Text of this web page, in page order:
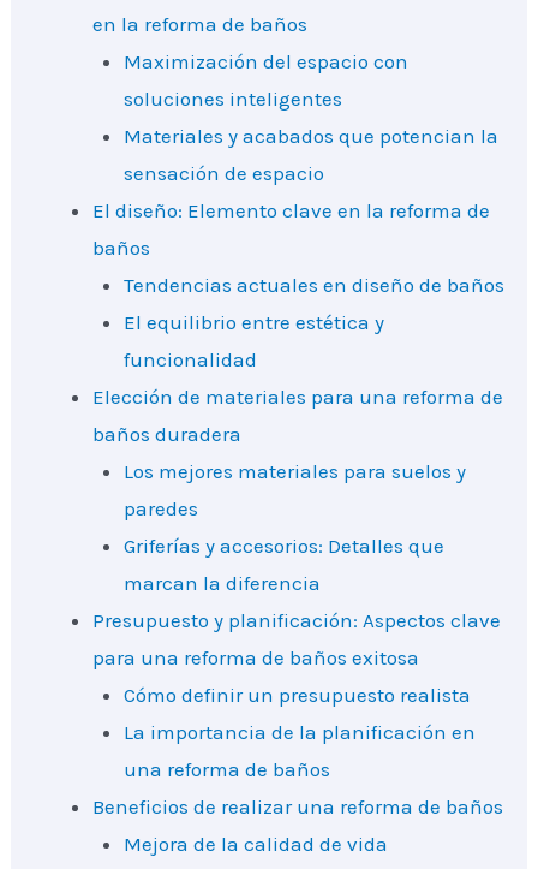
en la reforma de baños
Maximización del espacio con
soluciones inteligentes
Materiales y acabados que potencian la
sensación de espacio
El diseño: Elemento clave en la reforma de
baños
Tendencias actuales en diseño de baños
El equilibrio entre estética y
funcionalidad
Elección de materiales para una reforma de
baños duradera
Los mejores materiales para suelos y
paredes
Griferías y accesorios: Detalles que
marcan la diferencia
Presupuesto y planificación: Aspectos clave
para una reforma de baños exitosa
Cómo definir un presupuesto realista
La importancia de la planificación en
una reforma de baños
Beneficios de realizar una reforma de baños
Mejora de la calidad de vida